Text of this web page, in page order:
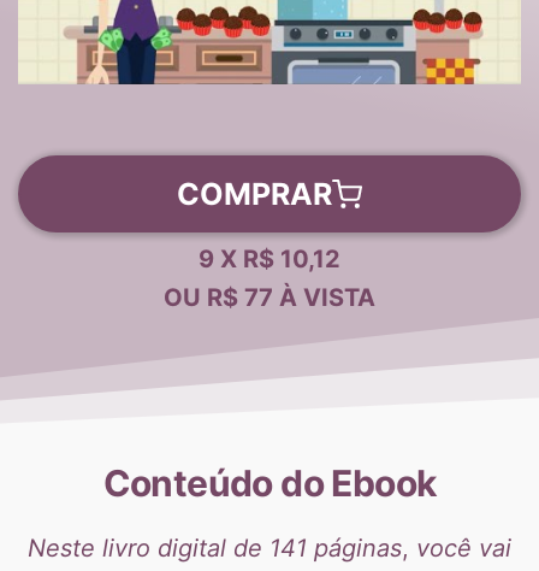
COMPRAR
9 X R$ 10,12
OU R$ 77 À VISTA
Conteúdo do Ebook
Neste livro digital de 141 páginas, você vai